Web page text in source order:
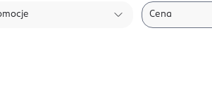
Cena